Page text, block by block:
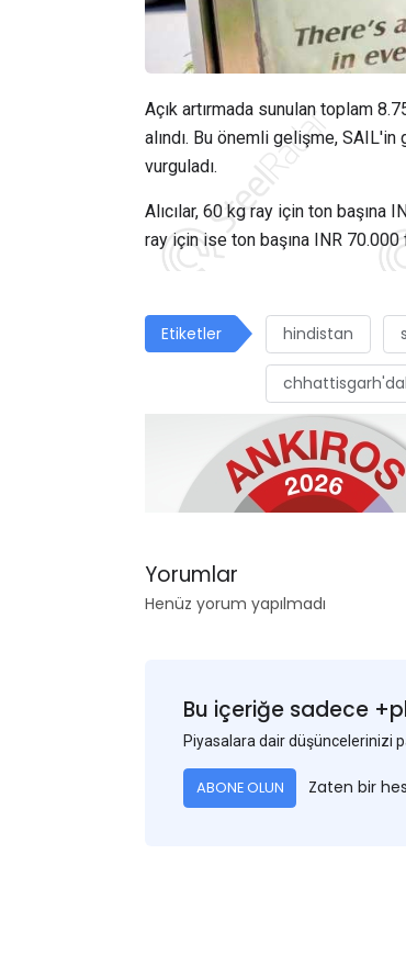
Açık artırmada sunulan toplam
alındı. Bu önemli gelişme,
vurguladı.
Alıcılar, 60 kg ray için ton başına
ray için ise ton başına INR
Etiketler hindistan
Yorumlar
Henüz yorum yapılmadı
Bu içeriğe sadece
Piyasalara dair düşüncelerinizi
ABONE OLUN Zaten bir